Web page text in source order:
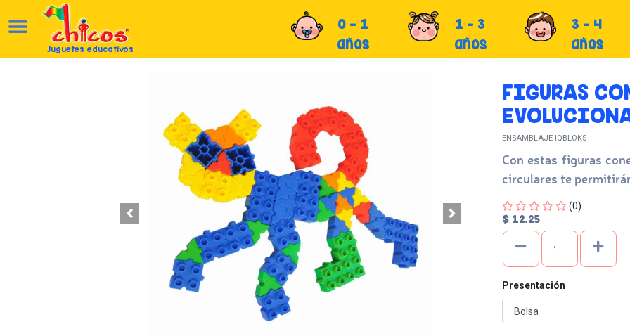
Juguetes educativos
0 - 1
años
1 - 3
años
3 - 4
años
FIGURAS
ENSAMBLAJE IQBLOKS
Con estas figuras
circulares te
Four out of Five Stars
(0)
$ 12.25
Presentación